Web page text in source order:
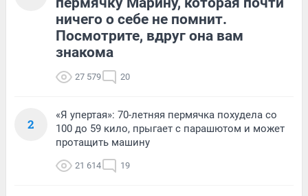
ничего о себе не помнит.
Посмотрите, вдруг она вам
знакома
27 579 20
2
«Я упертая»: 70-летняя пермячка похудела со
100 до 59 кило, прыгает с парашютом и может
протащить машину
21 614 19